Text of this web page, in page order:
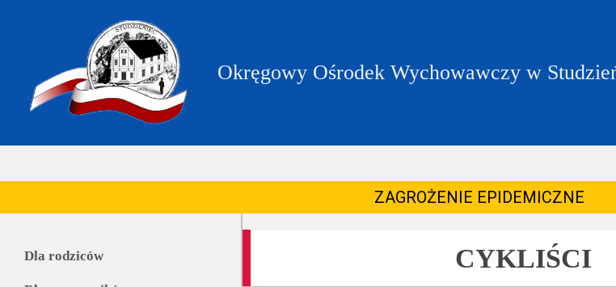
Okręgowy Ośrodek Wychowawczy w
ZAGROŻENIE EPIDEMICZNE
Dla rodziców CYKLIŚCI